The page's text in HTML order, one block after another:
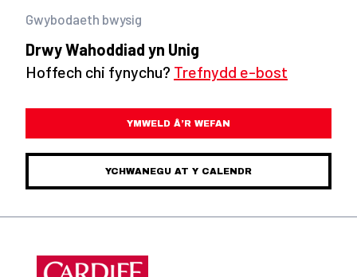
Gwybodaeth bwysig
Drwy Wahoddiad yn Unig
Hoffech chi fynychu? Trefnydd e-bost
YMWELD Â’R WEFAN
YCHWANEGU AT Y CALENDR